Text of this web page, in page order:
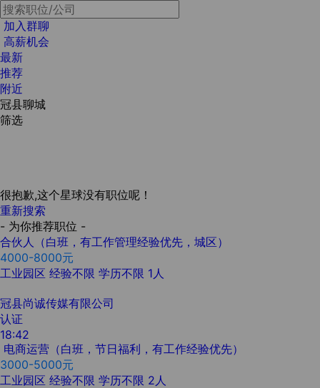
加入群聊
高薪机会
最新
推荐
附近
冠县聊城
筛选
很抱歉,这个星球没有职位呢！
重新搜索
- 为你推荐职位 -
合伙人（白班，有工作管理经验优先，城区）
4000-8000元
工业园区 经验不限 学历不限 1人
冠县尚诚传媒有限公司
认证
18:42
电商运营（白班，节日福利，有工作经验优先）
3000-5000元
工业园区 经验不限 学历不限 2人